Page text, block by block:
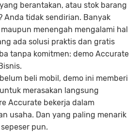
berantakan, atau stok barang
Anda tidak sendirian. Banyak
menengah mengalami hal
ada solusi praktis dan gratis
tanpa komitmen: demo Accurate
beli mobil, demo ini memberi
merasakan langsung
Accurate bekerja dalam
usaha. Dan yang paling menarik
pun.